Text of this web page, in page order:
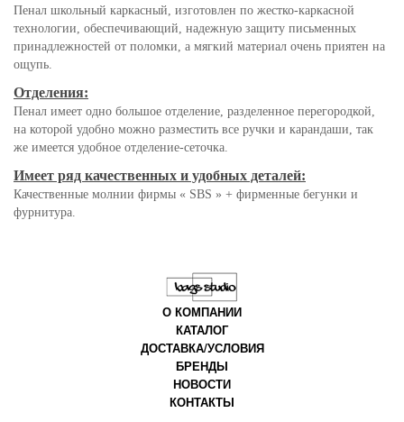
Пенал школьный каркасный, изготовлен по жестко-каркасной
технологии, обеспечивающий, надежную защиту письменных
принадлежностей от поломки, а мягкий материал очень приятен на
ощупь.
Отделения:
Пенал имеет одно большое отделение, разделенное перегородкой,
на которой удобно можно разместить все ручки и карандаши, так
же имеется удобное отделение-сеточка.
Имеет ряд качественных и удобных деталей:
Качественные молнии фирмы « SBS » + фирменные бегунки и
фурнитура.
О КОМПАНИИ
КАТАЛОГ
ДОСТАВКА/УСЛОВИЯ
БРЕНДЫ
НОВОСТИ
КОНТАКТЫ